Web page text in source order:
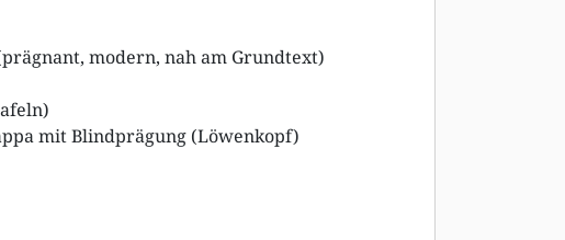
modern, nah am Grundtext)
mit Blindprägung (Löwenkopf)